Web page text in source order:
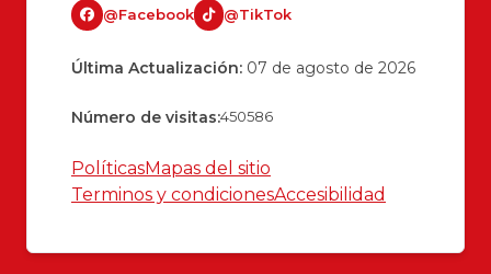
@Facebook
@TikTok
Última Actualización: 07 de agosto de 2026
Número de visitas:450586
PolíticasMapas del sitio
Terminos y condicionesAccesibilidad